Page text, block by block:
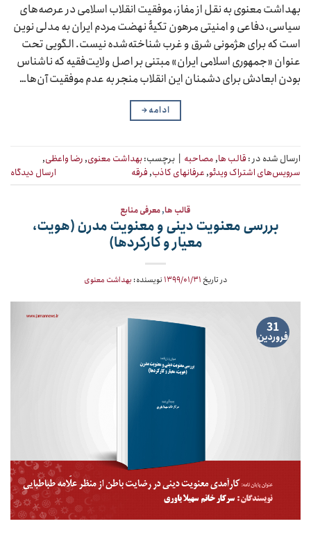
بهداشت معنوی به نقل از مفاز، موفقیت انقلاب اسلامی در عرصه‌های
سیاسی، دفاعی و امنیتی مرهون تکیۀ نهضت مردم ایران به مدلی نوین
است که برای هژمونی شرق و غرب شناخته‌شده نیست. الگویی تحت
عنوان «جمهوری اسلامی ایران» مبتنی بر اصل ولایت‌فقیه که ناشناس
بودن ابعادش برای دشمنان این انقلاب منجر به عدم موفقیت آن‌ها…
ادامه→
ارسال شده در : قالب ها, مصاحبه | برچسب:بهداشت معنوی, رضا واعظی,
سرویس‌های اشتراک ویدئو, عرفانهای کاذب, فرقه ارسال دیدگاه
قالب ها,معرفی منابع
بررسی معنویت دینی و معنویت مدرن (هویت،
معیار و کارکردها)
در تاریخ ۱۳۹۹/۰۱/۳۱ نویسنده: بهداشت معنوی
31
فروردین